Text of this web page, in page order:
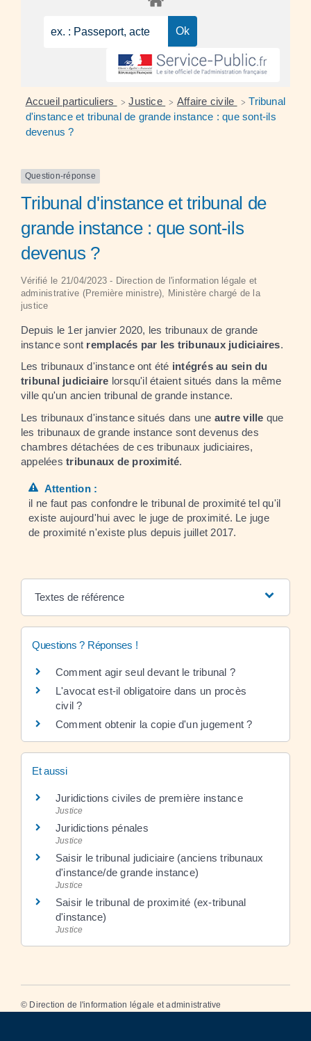
Accueil particuliers > Justice > Affaire civile > Tribunal
d'instance et tribunal de grande instance : que sont-ils
devenus ?
Question-réponse
Tribunal d'instance et tribunal de
grande instance : que sont-ils
devenus ?
Vérifié le 21/04/2023 - Direction de l'information légale et
administrative (Première ministre), Ministère chargé de la
justice
Depuis le 1er janvier 2020, les tribunaux de grande
instance sont remplacés par les tribunaux judiciaires.
Les tribunaux d'instance ont été intégrés au sein du
tribunal judiciaire lorsqu'il étaient situés dans la même
ville qu'un ancien tribunal de grande instance.
Les tribunaux d'instance situés dans une autre ville que
les tribunaux de grande instance sont devenus des
chambres détachées de ces tribunaux judiciaires,
appelées tribunaux de proximité.
Attention :
il ne faut pas confondre le tribunal de proximité tel qu'il
existe aujourd'hui avec le juge de proximité. Le juge
de proximité n'existe plus depuis juillet 2017.
Textes de référence
Questions ? Réponses !
Comment agir seul devant le tribunal ?
L'avocat est-il obligatoire dans un procès
civil ?
Comment obtenir la copie d'un jugement ?
Et aussi
Juridictions civiles de première instance
Justice
Juridictions pénales
Justice
Saisir le tribunal judiciaire (anciens tribunaux
d'instance/de grande instance)
Justice
Saisir le tribunal de proximité (ex-tribunal
d'instance)
Justice
© Direction de l'information légale et administrative